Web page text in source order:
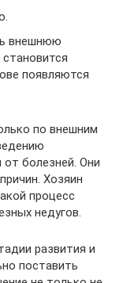
внешнюю
появляются
по внешним
болезней. Они
Хозяин
процесс
недугов.
развития и
поставить